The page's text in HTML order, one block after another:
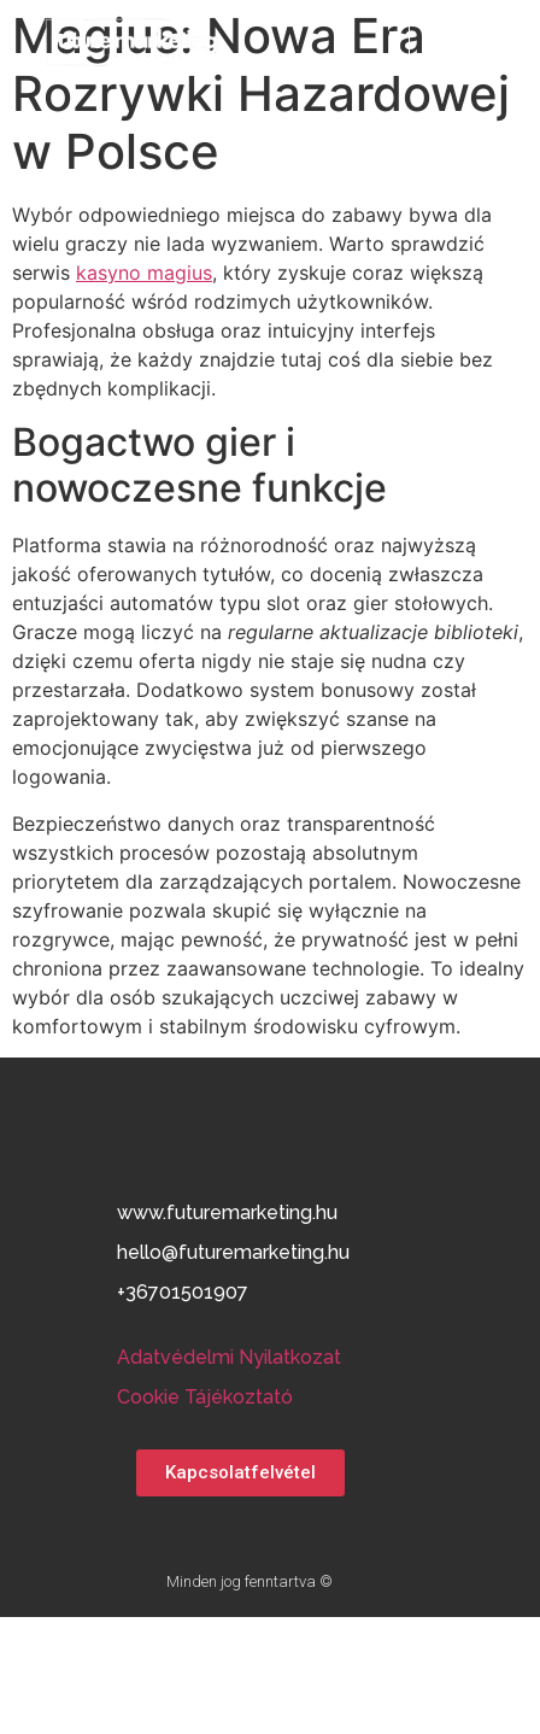
Magius: Nowa Era
Rozrywki Hazardowej
w Polsce
Wybór odpowiedniego miejsca do zabawy bywa dla
wielu graczy nie lada wyzwaniem. Warto sprawdzić
serwis kasyno magius, który zyskuje coraz większą
popularność wśród rodzimych użytkowników.
Profesjonalna obsługa oraz intuicyjny interfejs
sprawiają, że każdy znajdzie tutaj coś dla siebie bez
zbędnych komplikacji.
Bogactwo gier i
nowoczesne funkcje
Platforma stawia na różnorodność oraz najwyższą
jakość oferowanych tytułów, co docenią zwłaszcza
entuzjaści automatów typu slot oraz gier stołowych.
Gracze mogą liczyć na regularne aktualizacje biblioteki,
dzięki czemu oferta nigdy nie staje się nudna czy
przestarzała. Dodatkowo system bonusowy został
zaprojektowany tak, aby zwiększyć szanse na
emocjonujące zwycięstwa już od pierwszego
logowania.
Bezpieczeństwo danych oraz transparentność
wszystkich procesów pozostają absolutnym
priorytetem dla zarządzających portalem. Nowoczesne
szyfrowanie pozwala skupić się wyłącznie na
rozgrywce, mając pewność, że prywatność jest w pełni
chroniona przez zaawansowane technologie. To idealny
wybór dla osób szukających uczciwej zabawy w
komfortowym i stabilnym środowisku cyfrowym.
www.futuremarketing.hu
hello@futuremarketing.hu
+36701501907
Adatvédelmi Nyilatkozat
Cookie Tájékoztató
Kapcsolatfelvétel
Minden jog fenntartva ©